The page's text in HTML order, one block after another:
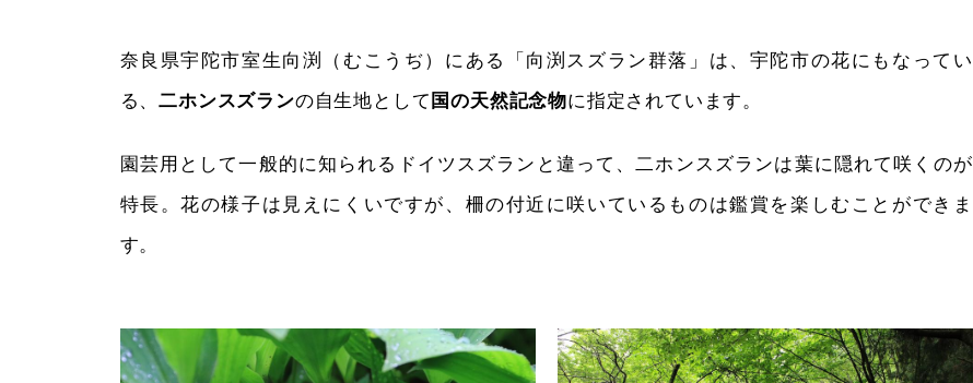
奈良県宇陀市室生向渕（むこうぢ）にある「向渕スズラン群落」は、宇陀市の花にもなってい
る、二ホンスズランの自生地として国の天然記念物に指定されています。
園芸用として一般的に知られるドイツスズランと違って、二ホンスズランは葉に隠れて咲くのが
特長。花の様子は見えにくいですが、柵の付近に咲いているものは鑑賞を楽しむことができま
す。